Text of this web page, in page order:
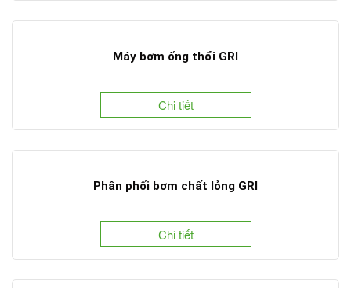
Máy bơm ống thổi GRI
Chi tiết
Phân phối bơm chất lỏng GRI
Chi tiết